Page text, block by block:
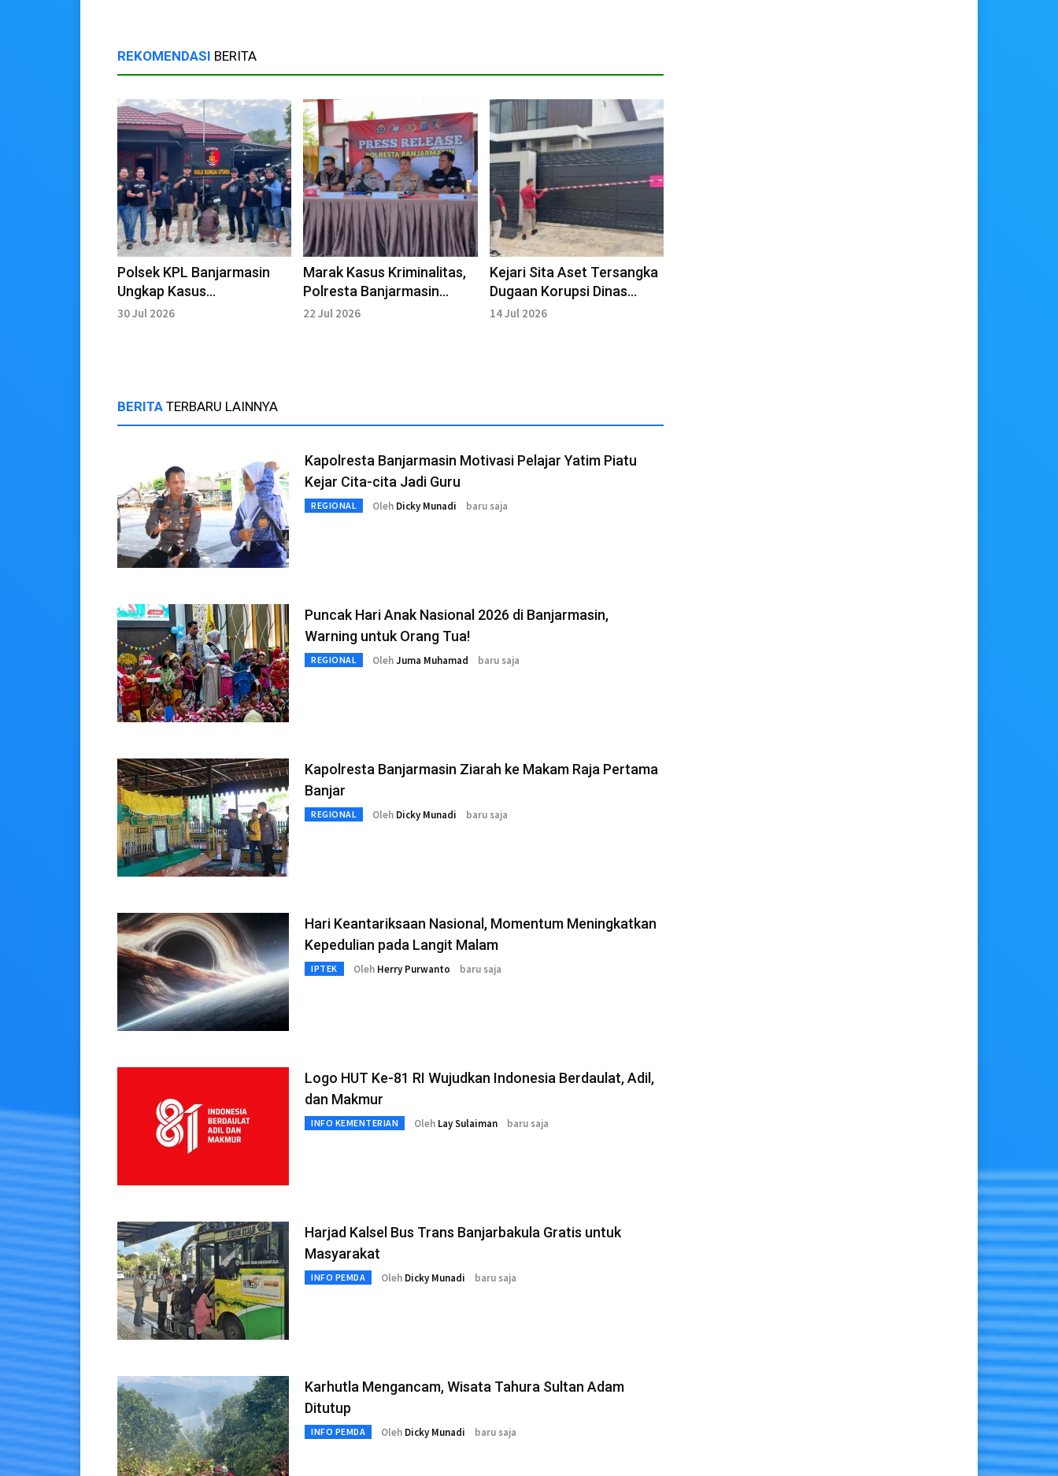
REKOMENDASI BERITA
Polsek KPL Banjarmasin
Ungkap Kasus
Penggelapan Motor di
30 Jul 2026
Marak Kasus Kriminalitas,
Polresta Banjarmasin
Perketat Patroli Wilayah
22 Jul 2026
Kejari Sita Aset Tersangka
Dugaan Korupsi Dinas
Pendidikan Banjarmasin
14 Jul 2026
BERITA TERBARU LAINNYA
Kapolresta Banjarmasin Motivasi Pelajar Yatim Piatu
Kejar Cita-cita Jadi Guru
REGIONAL Oleh Dicky Munadi baru saja
Puncak Hari Anak Nasional 2026 di Banjarmasin,
Warning untuk Orang Tua!
REGIONAL OlehJuma Muhamad baru saja
Kapolresta Banjarmasin Ziarah ke Makam Raja Pertama
Banjar
REGIONAL Oleh Dicky Munadi baru saja
Hari Keantariksaan Nasional, Momentum Meningkatkan
Kepedulian pada Langit Malam
IPTEK Oleh Herry Purwanto baru saja
Logo HUT Ke-81 RI Wujudkan Indonesia Berdaulat, Adil,
dan Makmur
INFO KEMENTERIAN Oleh Lay Sulaiman baru saja
Harjad Kalsel Bus Trans Banjarbakula Gratis untuk
Masyarakat
INFO PEMDA Oleh Dicky Munadi baru saja
Karhutla Mengancam, Wisata Tahura Sultan Adam
Ditutup
INFO PEMDA Oleh Dicky Munadi baru saja